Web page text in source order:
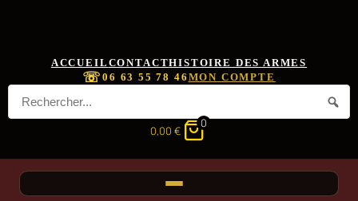
ACCUEIL CONTACTHISTOIRE DES ARMES
☏06 63 55 78 46 MON COMPTE
0,00 €
0